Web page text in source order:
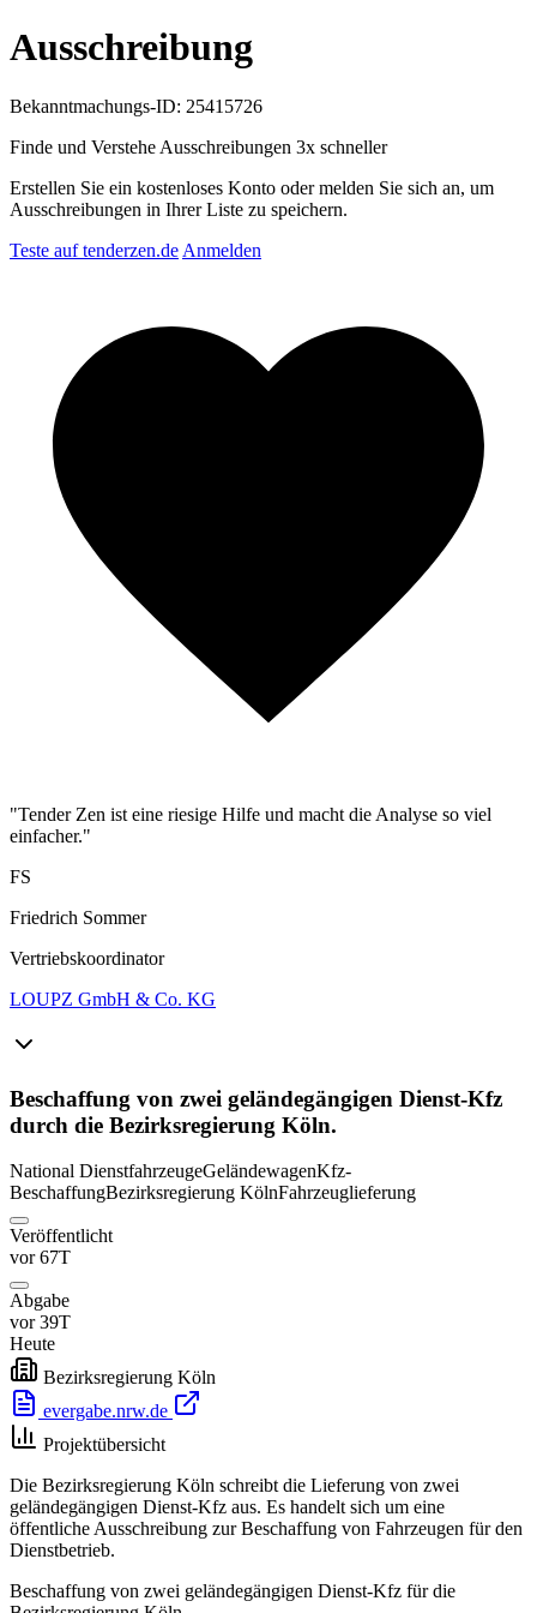
Ausschreibung
Bekanntmachungs-ID: 25415726
Finde und Verstehe Ausschreibungen 3x schneller
Erstellen Sie ein kostenloses Konto oder melden Sie sich an, um
Ausschreibungen in Ihrer Liste zu speichern.
Teste auf tenderzen.de Anmelden
"Tender Zen ist eine riesige Hilfe und macht die Analyse so viel
einfacher."
FS
Friedrich Sommer
Vertriebskoordinator
LOUPZ GmbH & Co. KG
Beschaffung von zwei geländegängigen Dienst-Kfz
durch die Bezirksregierung Köln.
National DienstfahrzeugeGeländewagenKfz-
BeschaffungBezirksregierung KölnFahrzeuglieferung
Veröffentlicht
vor 67T
Abgabe
vor 39T
Heute
Bezirksregierung Köln
evergabe.nrw.de
Projektübersicht
Die Bezirksregierung Köln schreibt die Lieferung von zwei
geländegängigen Dienst-Kfz aus. Es handelt sich um eine
öffentliche Ausschreibung zur Beschaffung von Fahrzeugen für den
Dienstbetrieb.
Beschaffung von zwei geländegängigen Dienst-Kfz für die